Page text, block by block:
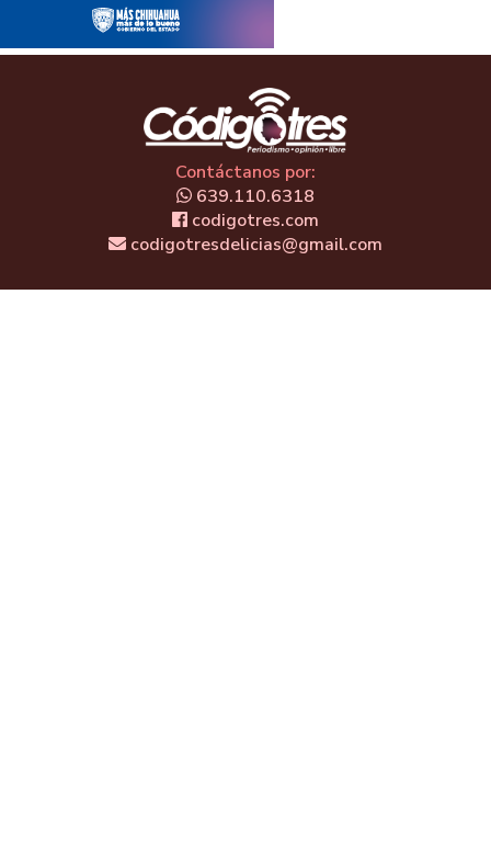
Contáctanos por:
639.110.6318
codigotres.com
codigotresdelicias@gmail.com